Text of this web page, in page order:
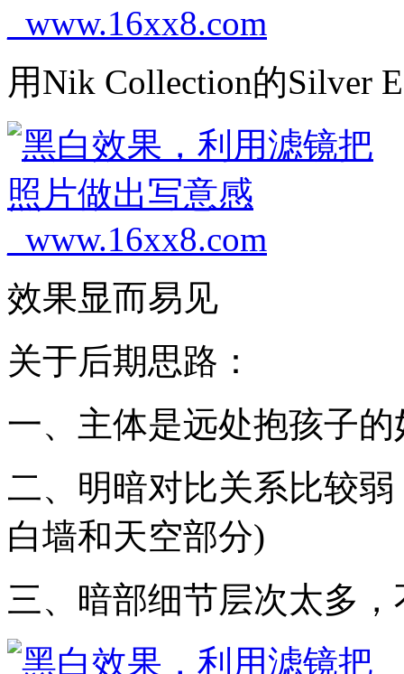
用Nik Collection的Silver
效果显而易见
关于后期思路：
一、主体是远处抱孩子
二、明暗对比关系比较
白墙和天空部分)
三、暗部细节层次太多